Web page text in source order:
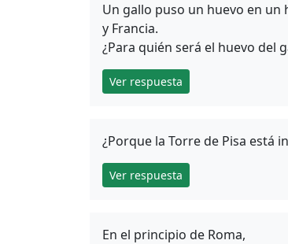
Un gallo puso un huevo en
y Francia.
¿Para quién será el huevo del
Ver respuesta
¿Porque la Torre de Pisa está
Ver respuesta
En el principio de Roma,